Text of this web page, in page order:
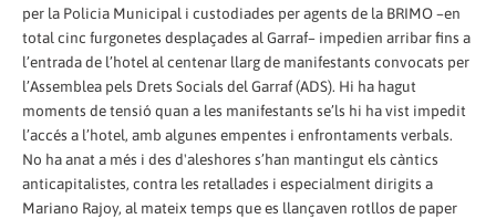
per la Policia Municipal i custodiades per agents de la BRIMO –en
total cinc furgonetes desplaçades al Garraf– impedien arribar fins a
l’entrada de l’hotel al centenar llarg de manifestants convocats per
l’Assemblea pels Drets Socials del Garraf (ADS). Hi ha hagut
moments de tensió quan a les manifestants se’ls hi ha vist impedit
l’accés a l’hotel, amb algunes empentes i enfrontaments verbals.
No ha anat a més i des d'aleshores s’han mantingut els càntics
anticapitalistes, contra les retallades i especialment dirigits a
Mariano Rajoy, al mateix temps que es llançaven rotllos de paper